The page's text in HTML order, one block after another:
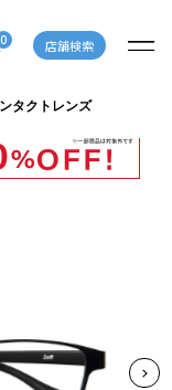
0 店舗検索
タクトレンズ